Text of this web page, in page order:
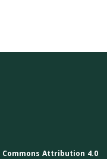
Commons Attribution 4.0